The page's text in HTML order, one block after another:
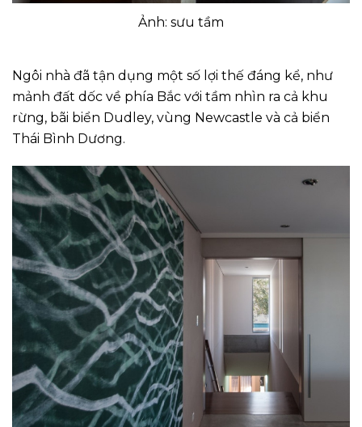
Ảnh: sưu tầm
Ngôi nhà đã tận dụng một số lợi thế đáng kể, như
mảnh đất dốc về phía Bắc với tầm nhìn ra cả khu
rừng, bãi biển Dudley, vùng Newcastle và cả biển
Thái Bình Dương.